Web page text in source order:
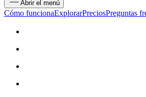
Abrir el menú
Cómo funcionaExplorarPreciosPreguntas